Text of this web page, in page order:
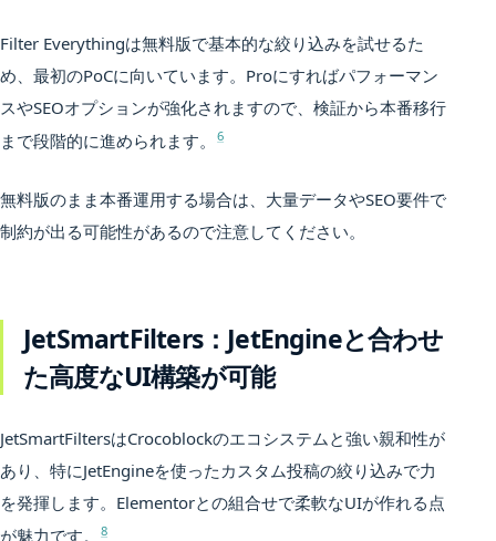
Filter Everythingは無料版で基本的な絞り込みを試せるた
め、最初のPoCに向いています。Proにすればパフォーマン
スやSEOオプションが強化されますので、検証から本番移行
まで段階的に進められます。
6
無料版のまま本番運用する場合は、大量データやSEO要件で
制約が出る可能性があるので注意してください。
JetSmartFilters：JetEngineと合わせ
た高度なUI構築が可能
JetSmartFiltersはCrocoblockのエコシステムと強い親和性が
あり、特にJetEngineを使ったカスタム投稿の絞り込みで力
を発揮します。Elementorとの組合せで柔軟なUIが作れる点
が魅力です。
8